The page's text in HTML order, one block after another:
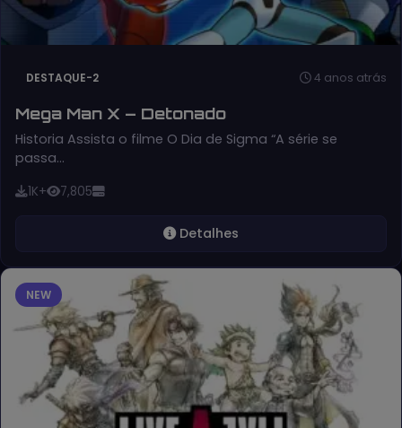
DESTAQUE-2 4 anos atrás
Mega Man X – Detonado
Historia Assista o filme O Dia de Sigma “A série se
passa…
1K+ 7,805
Detalhes
NEW